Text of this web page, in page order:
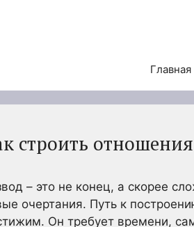
Главная
строить
– это не конец, а скорее
очертания. Путь к
Он требует времени,